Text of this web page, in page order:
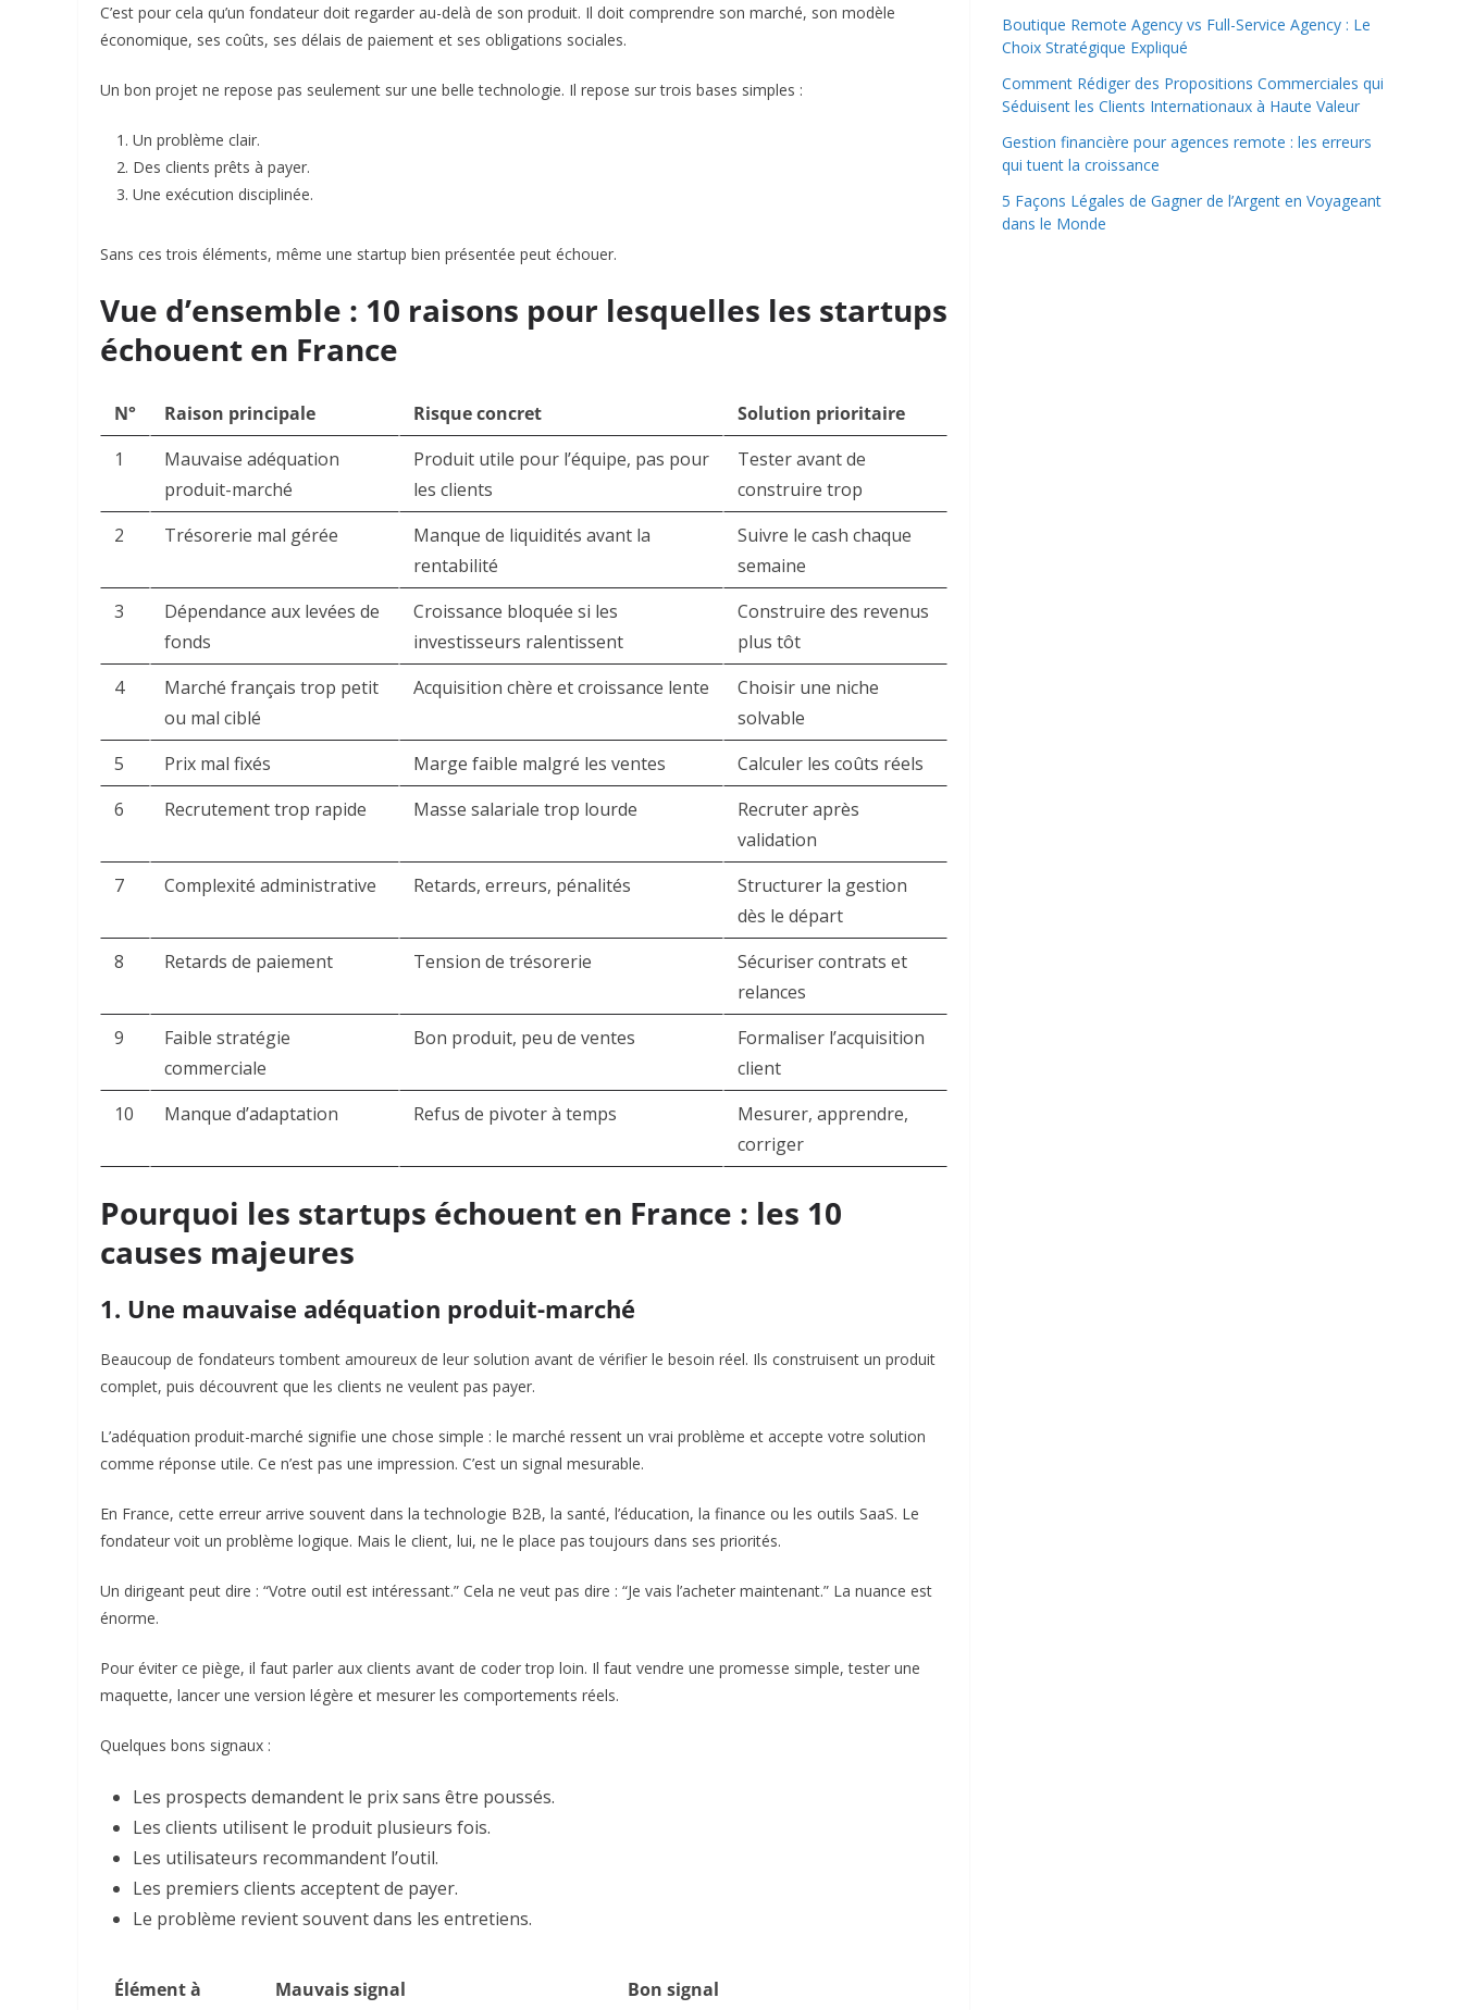
C’est pour cela qu’un fondateur doit regarder au-delà de son produit. Il doit comprendre son marché, son modèle
économique, ses coûts, ses délais de paiement et ses obligations sociales.
Un bon projet ne repose pas seulement sur une belle technologie. Il repose sur trois bases simples :
Un problème clair.
Des clients prêts à payer.
Une exécution disciplinée.
Sans ces trois éléments, même une startup bien présentée peut échouer.
Vue d’ensemble : 10 raisons pour lesquelles les startups
échouent en France
N° Raison principale Risque concret
Solution prioritaire
1
Mauvaise adéquation
produit-marché
Produit utile pour l’équipe, pas pour
les clients
Tester avant de
construire trop
2
Trésorerie mal gérée
Manque de liquidités avant la
rentabilité
Suivre le cash chaque
semaine
3
Dépendance aux levées de
fonds
Croissance bloquée si les
investisseurs ralentissent
Construire des revenus
plus tôt
4
Marché français trop petit
ou mal ciblé
Acquisition chère et croissance lente
Choisir une niche
solvable
5
Prix mal fixés Marge faible malgré les ventes
Calculer les coûts réels
6
Recrutement trop rapide Masse salariale trop lourde
Recruter après
validation
7
Complexité administrative Retards, erreurs, pénalités
Structurer la gestion
dès le départ
8
Retards de paiement Tension de trésorerie
Sécuriser contrats et
relances
9
Faible stratégie
commerciale
Bon produit, peu de ventes
Formaliser l’acquisition
client
10
Manque d’adaptation Refus de pivoter à temps
Mesurer, apprendre,
corriger
Pourquoi les startups échouent en France : les 10
causes majeures
1. Une mauvaise adéquation produit-marché
Beaucoup de fondateurs tombent amoureux de leur solution avant de vérifier le besoin réel. Ils construisent un produit
complet, puis découvrent que les clients ne veulent pas payer.
L’adéquation produit-marché signifie une chose simple : le marché ressent un vrai problème et accepte votre solution
comme réponse utile. Ce n’est pas une impression. C’est un signal mesurable.
En France, cette erreur arrive souvent dans la technologie B2B, la santé, l’éducation, la finance ou les outils SaaS. Le
fondateur voit un problème logique. Mais le client, lui, ne le place pas toujours dans ses priorités.
Un dirigeant peut dire : “Votre outil est intéressant.” Cela ne veut pas dire : “Je vais l’acheter maintenant.” La nuance est
énorme.
Pour éviter ce piège, il faut parler aux clients avant de coder trop loin. Il faut vendre une promesse simple, tester une
maquette, lancer une version légère et mesurer les comportements réels.
Quelques bons signaux :
Les prospects demandent le prix sans être poussés.
Les clients utilisent le produit plusieurs fois.
Les utilisateurs recommandent l’outil.
Les premiers clients acceptent de payer.
Le problème revient souvent dans les entretiens.
Élément à
Mauvais signal Bon signal
Boutique Remote Agency vs Full-Service Agency : Le
Choix Stratégique Expliqué
Comment Rédiger des Propositions Commerciales qui
Séduisent les Clients Internationaux à Haute Valeur
Gestion financière pour agences remote : les erreurs
qui tuent la croissance
5 Façons Légales de Gagner de l’Argent en Voyageant
dans le Monde